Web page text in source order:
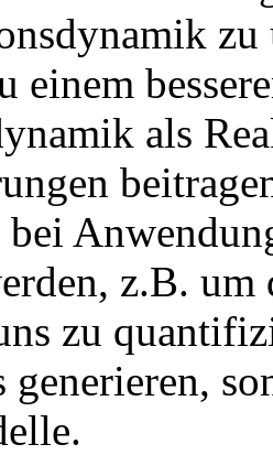
zu
einem
als
bei
z.B.
zu
generieren,